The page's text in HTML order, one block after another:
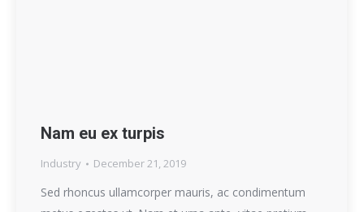
Nam eu ex turpis
Industry December 21, 2019
Sed rhoncus ullamcorper mauris, ac condimentum